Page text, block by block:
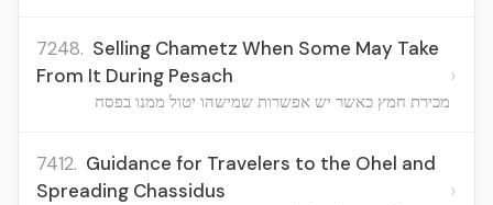
7248. Selling Chametz When Some May Take
From It During Pesach
מכירת חמץ כאשר יש אפשרות שמישהו יטול ממנו בפסח
›
7412. Guidance for Travelers to the Ohel and
Spreading Chassidus
›